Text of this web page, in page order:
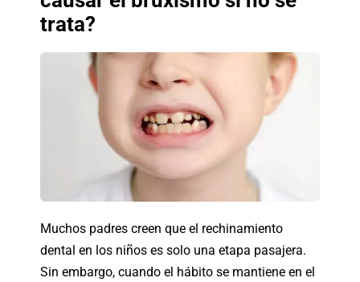
trata?
Muchos padres creen que el rechinamiento
dental en los niños es solo una etapa pasajera.
Sin embargo, cuando el hábito se mantiene en el